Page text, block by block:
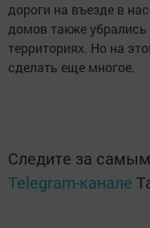
дороги на въезде в
домов также
территориях. Но на
сделать еще многое.
Следите за
Telegram-канале